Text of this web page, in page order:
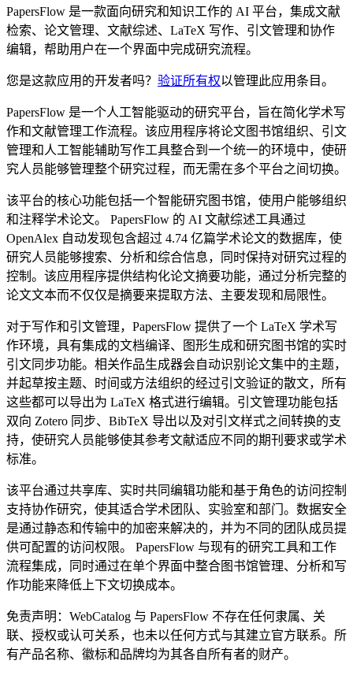
PapersFlow 是一款面向研究和知识工作的 AI 平台，集成文献
检索、论文管理、文献综述、LaTeX 写作、引文管理和协作
编辑，帮助用户在一个界面中完成研究流程。
您是这款应用的开发者吗？ 验证所有权以管理此应用条目。
PapersFlow 是一个人工智能驱动的研究平台，旨在简化学术写
作和文献管理工作流程。该应用程序将论文图书馆组织、引文
管理和人工智能辅助写作工具整合到一个统一的环境中，使研
究人员能够管理整个研究过程，而无需在多个平台之间切换。
该平台的核心功能包括一个智能研究图书馆，使用户能够组织
和注释学术论文。 PapersFlow 的 AI 文献综述工具通过
OpenAlex 自动发现包含超过 4.74 亿篇学术论文的数据库，使
研究人员能够搜索、分析和综合信息，同时保持对研究过程的
控制。该应用程序提供结构化论文摘要功能，通过分析完整的
论文文本而不仅仅是摘要来提取方法、主要发现和局限性。
对于写作和引文管理，PapersFlow 提供了一个 LaTeX 学术写
作环境，具有集成的文档编译、图形生成和研究图书馆的实时
引文同步功能。相关作品生成器会自动识别论文集中的主题，
并起草按主题、时间或方法组织的经过引文验证的散文，所有
这些都可以导出为 LaTeX 格式进行编辑。引文管理功能包括
双向 Zotero 同步、BibTeX 导出以及对引文样式之间转换的支
持，使研究人员能够使其参考文献适应不同的期刊要求或学术
标准。
该平台通过共享库、实时共同编辑功能和基于角色的访问控制
支持协作研究，使其适合学术团队、实验室和部门。数据安全
是通过静态和传输中的加密来解决的，并为不同的团队成员提
供可配置的访问权限。 PapersFlow 与现有的研究工具和工作
流程集成，同时通过在单个界面中整合图书馆管理、分析和写
作功能来降低上下文切换成本。
免责声明：WebCatalog 与 PapersFlow 不存在任何隶属、关
联、授权或认可关系，也未以任何方式与其建立官方联系。所
有产品名称、徽标和品牌均为其各自所有者的财产。